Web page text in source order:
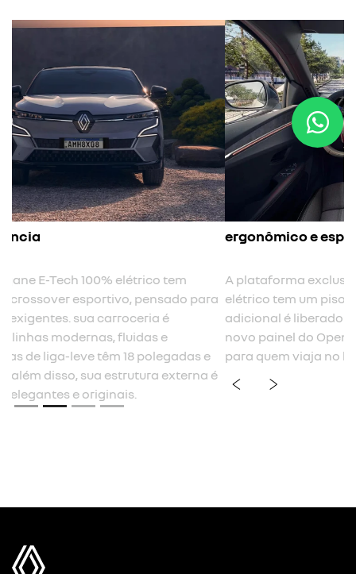
ergonômico e espaçoso
A plataforma exclusiva do Megane E-Tech 100%
elétrico tem um piso totalmente plano. um espaço
adicional é liberado devido à estrutura ampliada e ao
novo painel do OpenR superfino. é muito mais conforto
para quem viaja no banco traseiro.
previousnext
Máxima experiência ao dirigir